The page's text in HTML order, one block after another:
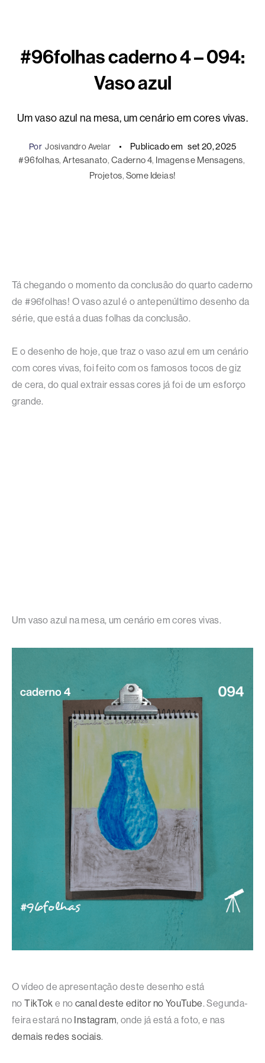
#96folhas caderno 4 – 094:
Vaso azul
Um vaso azul na mesa, um cenário em cores vivas.
Por Josivandro Avelar Publicado em set 20, 2025
#96folhas, Artesanato, Caderno 4, Imagens e Mensagens
Projetos, Some Ideias!
Tá chegando o momento da conclusão do quarto caderno
de #96folhas! O vaso azul é o antepenúltimo desenho da
série, que está a duas folhas da conclusão.
E o desenho de hoje, que traz o vaso azul em um cenário
com cores vivas, foi feito com os famosos tocos de giz
de cera, do qual extrair essas cores já foi de um esforço
grande.
Um vaso azul na mesa, um cenário em cores vivas.
O vídeo de apresentação deste desenho está
noTikTok e nocanal deste editor no YouTube. Segunda-
feira estará no Instagram, onde já está a foto, e nas
demais redes sociais.